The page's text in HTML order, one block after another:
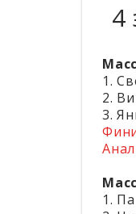
4
1.
2.
3.
1.